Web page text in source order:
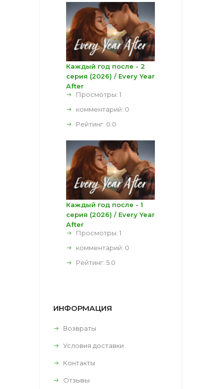
Каждый год после - 2
серия (2026) / Every Year
After
Просмотры: 1
комментарий: 0
Рейтинг: 0.0
Каждый год после - 1
серия (2026) / Every Year
After
Просмотры: 1
комментарий: 0
Рейтинг: 5.0
ИНФОРМАЦИЯ
Возвраты
Условия доставки
Контакты
Отзывы